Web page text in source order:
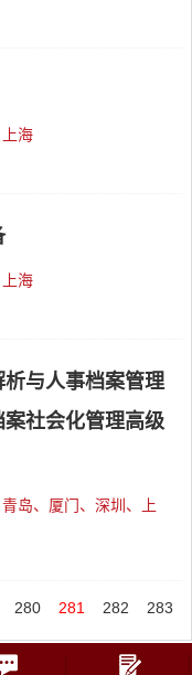
上海
上海
与人事档案管理
社会化管理高级
青岛、厦门、深圳、上
280 281 282 283